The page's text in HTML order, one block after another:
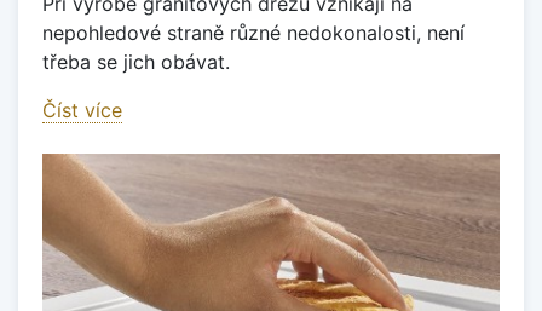
nepohledové straně různé nedokonalosti, není
třeba se jich obávat.
Číst více